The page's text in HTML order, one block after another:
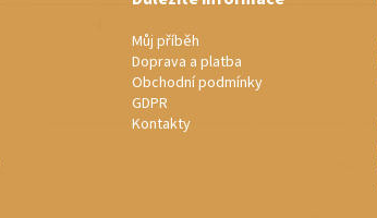
Můj příběh
Doprava a platba
Obchodní podmínky
GDPR
Kontakty